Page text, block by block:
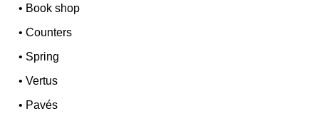
• Book shop
•Counters
• Spring
•Vertus
• Pavés